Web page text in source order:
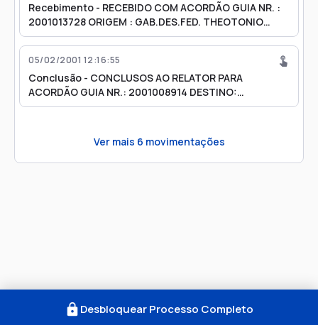
Recebimento - RECEBIDO COM ACORDÃO GUIA NR. :
2001013728 ORIGEM : GAB.DES.FED. THEOTONIO
COSTA
05/02/2001 12:16:55
Conclusão - CONCLUSOS AO RELATOR PARA
ACORDÃO GUIA NR.: 2001008914 DESTINO:
GAB.DES.FED. THEOTONIO COSTA
Ver mais 6 movimentações
Desbloquear Processo Completo